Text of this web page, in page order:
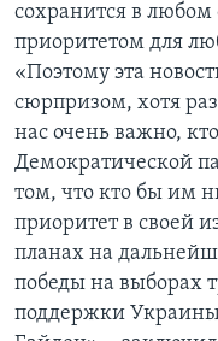
сохранится в любом
приоритетом для
«Поэтому эта
сюрпризом, хотя
нас очень важно,
Демократической
том, что кто бы им
приоритет в своей
планах на
победы на выборах
поддержки